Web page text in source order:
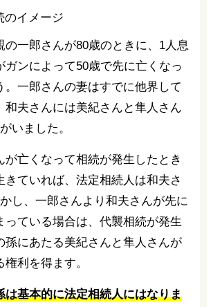
の一郎さんが80歳のときに、1人息
ガンによって50歳で先に亡くなっ
。一郎さんの妻はすでに他界して
和夫さんには美紀さんと隼人さん
いました。
が亡くなって相続が発生したとき
きていれば、法定相続人は和夫さ
し、一郎さんより和夫さんが先に
っている場合は、代襲相続が発生
孫にあたる美紀さんと隼人さんが
利を得ます。
は基本的に法定相続人にはなりま